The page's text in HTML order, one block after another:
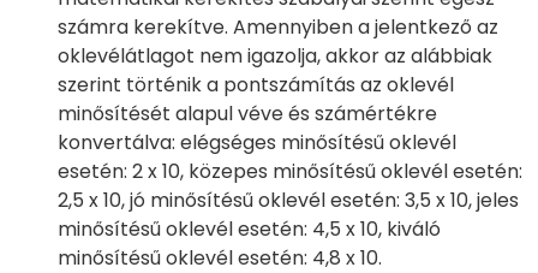
számra kerekítve. Amennyiben a jelentkező az
oklevélátlagot nem igazolja, akkor az alábbiak
szerint történik a pontszámítás az oklevél
minősítését alapul véve és számértékre
konvertálva: elégséges minősítésű oklevél
esetén: 2 x 10, közepes minősítésű oklevél esetén:
2,5 x 10, jó minősítésű oklevél esetén: 3,5 x 10, jeles
minősítésű oklevél esetén: 4,5 x 10, kiváló
minősítésű oklevél esetén: 4,8 x 10.